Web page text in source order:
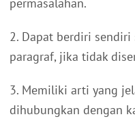
2. Dapat berdiri
paragraf, jika tidak
3. Memiliki arti yang
dihubungkan dengan